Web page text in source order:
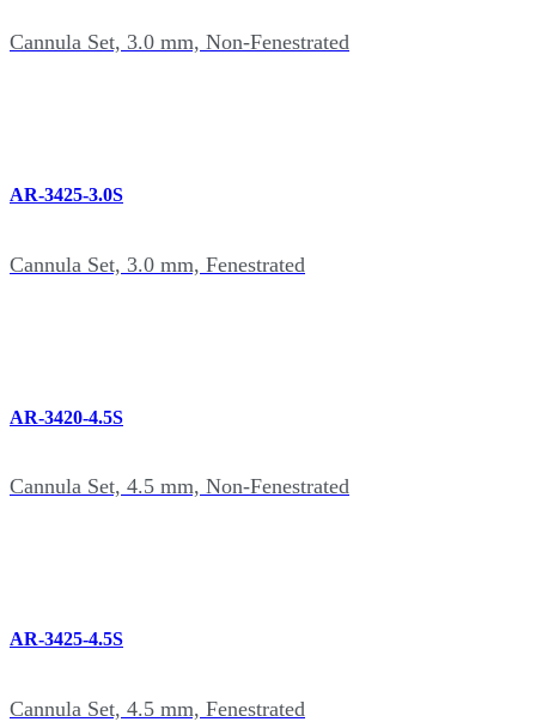
Cannula Set, 3.0 mm, Non-Fenestrated
AR-3425-3.0S
Cannula Set, 3.0 mm, Fenestrated
AR-3420-4.5S
Cannula Set, 4.5 mm, Non-Fenestrated
AR-3425-4.5S
Cannula Set, 4.5 mm, Fenestrated